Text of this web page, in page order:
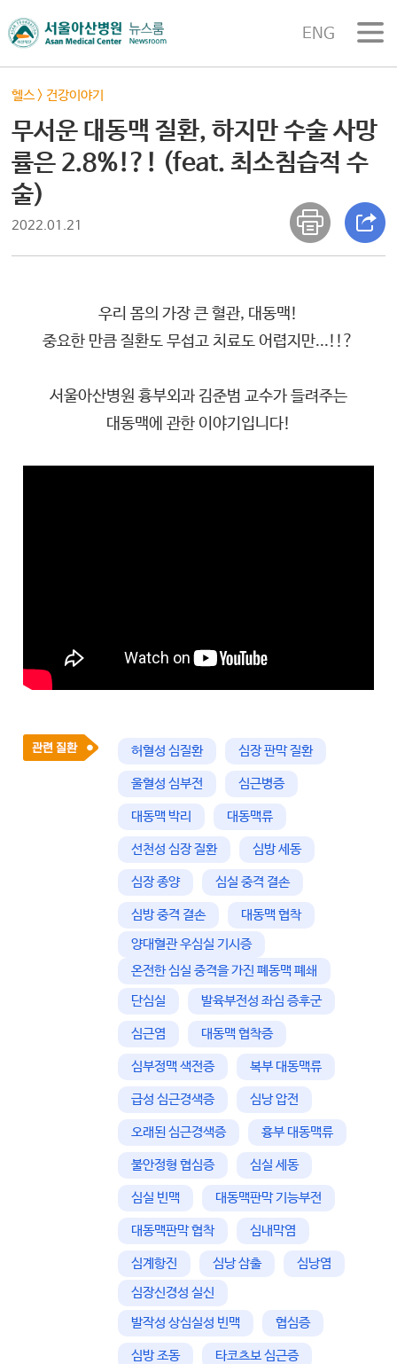
ENG
헬스 > 건강이야기
무서운 대동맥 질환, 하지만 수술 사망
률은 2.8%!?! (feat. 최소침습적 수
술)
2022.01.21
우리 몸의 가장 큰 혈관, 대동맥!
중요한 만큼 질환도 무섭고 치료도 어렵지만...!!?
서울아산병원 흉부외과 김준범 교수가 들려주는
대동맥에 관한 이야기입니다!
허혈성 심질환 심장 판막 질환
울혈성 심부전 심근병증
대동맥 박리 대동맥류
선천성 심장 질환 심방 세동
심장 종양 심실 중격 결손
심방 중격 결손
대동맥 협착
양대혈관 우심실 기시증
온전한 심실 중격을 가진 폐동맥 폐쇄
단심실
발육부전성 좌심 증후군
심근염 대동맥 협착증
심부정맥 색전증 복부 대동맥류
급성 심근경색증 심낭 압전
오래된 심근경색증 흉부 대동맥류
불안정형 협심증 심실 세동
심실 빈맥 대동맥판막 기능부전
대동맥판막 협착 심내막염
심계항진 심낭 삼출
심낭염
심장신경성 실신
발작성 상심실성 빈맥
협심증
심방 조동 타코츠보 심근증